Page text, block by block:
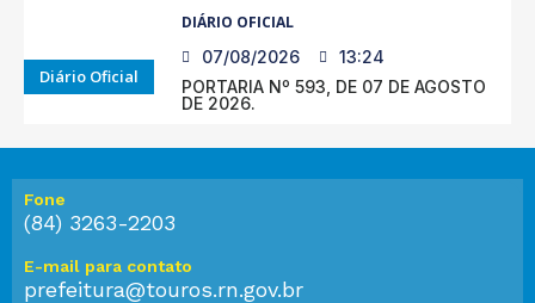
Diário Oficial
DIÁRIO OFICIAL
07/08/2026
13:24
PORTARIA Nº 593, DE 07 DE AGOSTO
DE 2026.
Fone
(84) 3263-2203
E-mail para contato
prefeitura@touros.rn.gov.br